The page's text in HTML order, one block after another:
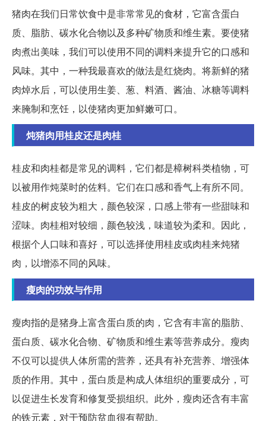
猪肉在我们日常饮食中是非常常见的食材，它富含蛋白
质、脂肪、碳水化合物以及多种矿物质和维生素。要使猪
肉煮出美味，我们可以使用不同的调料来提升它的口感和
风味。其中，一种我最喜欢的做法是红烧肉。将新鲜的猪
肉焯水后，可以使用生姜、葱、料酒、酱油、冰糖等调料
来腌制和烹饪，以使猪肉更加鲜嫩可口。
炖猪肉用桂皮还是肉桂
桂皮和肉桂都是常见的调料，它们都是樟树科类植物，可
以被用作炖菜时的佐料。它们在口感和香气上有所不同。
桂皮的树皮较为粗大，颜色较深，口感上带有一些甜味和
涩味。肉桂相对较细，颜色较浅，味道较为柔和。因此，
根据个人口味和喜好，可以选择使用桂皮或肉桂来炖猪
肉，以增添不同的风味。
瘦肉的功效与作用
瘦肉指的是猪身上富含蛋白质的肉，它含有丰富的脂肪、
蛋白质、碳水化合物、矿物质和维生素等营养成分。瘦肉
不仅可以提供人体所需的营养，还具有补充营养、增强体
质的作用。其中，蛋白质是构成人体组织的重要成分，可
以促进生长发育和修复受损组织。此外，瘦肉还含有丰富
的铁元素，对于预防贫血很有帮助。